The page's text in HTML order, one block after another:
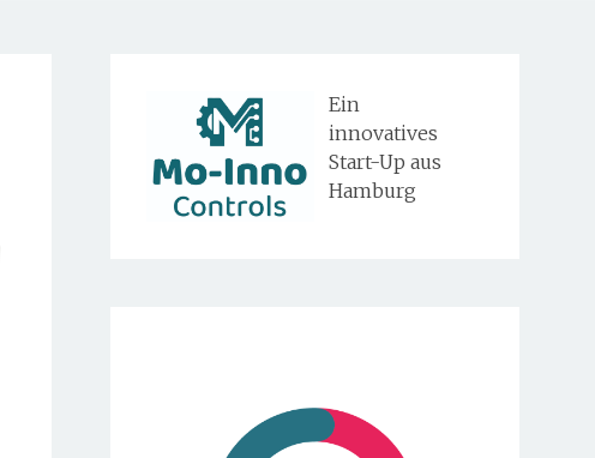
Ein
innovatives
Start-Up aus
Hamburg